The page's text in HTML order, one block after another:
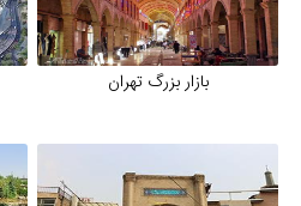
بازار بزرگ تهران